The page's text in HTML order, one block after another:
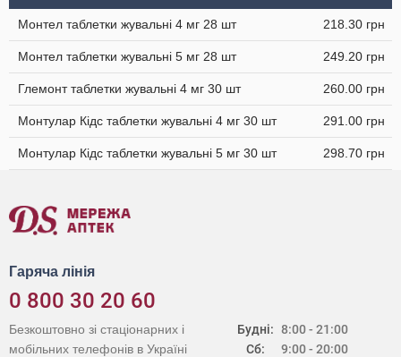
Монтел таблетки жувальні 4 мг 28 шт 218.30 грн
Монтел таблетки жувальні 5 мг 28 шт 249.20 грн
Глемонт таблетки жувальні 4 мг 30 шт 260.00 грн
Монтулар Кідс таблетки жувальні 4 мг 30 шт 291.00 грн
Монтулар Кідс таблетки жувальні 5 мг 30 шт 298.70 грн
Гаряча лінія
0 800 30 20 60
Будні:
Сб:
8:00 - 21:00
9:00 - 20:00
Безкоштовно зі стаціонарних і
мобільних телефонів в Україні